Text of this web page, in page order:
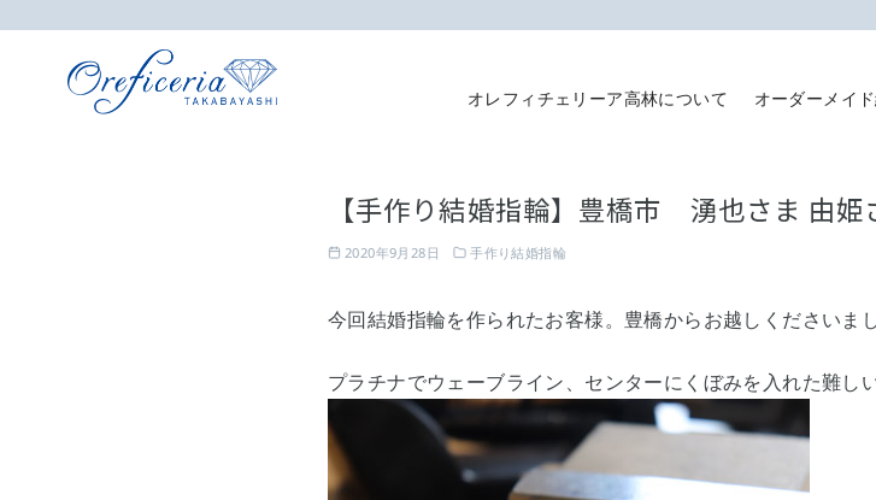
オレフィチェリーア高林について オーダーメイ
【手作り結婚指輪】豊橋市 湧也さま 由姫
2020年9月28日 手作り結婚指輪
今回結婚指輪を作られたお客様。豊橋からお越しくださいま
プラチナでウェーブライン、センターにくぼみを入れた難し